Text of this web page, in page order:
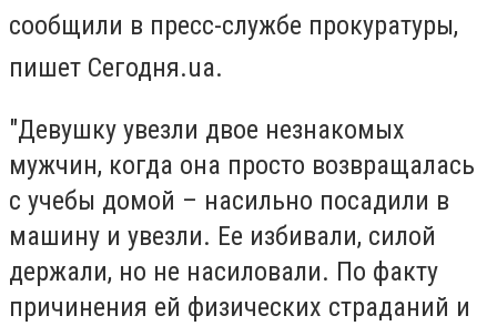
сообщили в пресс-службе прокуратуры,
пишет Сегодня.ua.
"Девушку увезли двое незнакомых
мужчин, когда она просто возвращалась
с учебы домой – насильно посадили в
машину и увезли. Ее избивали, силой
держали, но не насиловали. По факту
причинения ей физических страданий и